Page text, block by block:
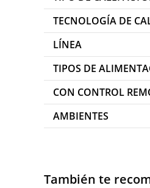
TECNOLOGÍA DE
LÍNEA
TIPOS DE
CON CONTROL
AMBIENTES
También te